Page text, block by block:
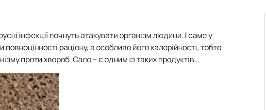
інфекції почнуть атакувати організм людини. І саме у
раціону, а особливо його калорійності, тобто
проти хвороб. Сало – є одним із таких продуктів…